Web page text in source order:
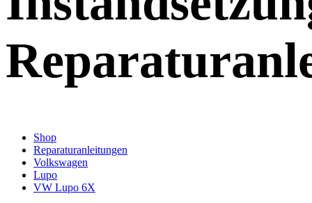
Shop
Reparaturanleitungen
Volkswagen
Lupo
VW Lupo 6X